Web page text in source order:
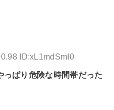
ID:xL1mdSmI0
っぱり危険な時間帯だった